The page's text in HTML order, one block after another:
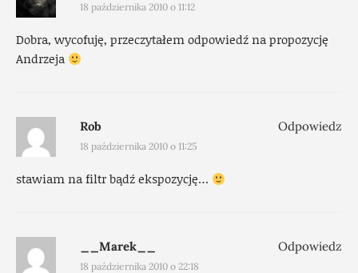
18 października 2010 o 11:12
Dobra, wycofuję, przeczytałem odpowiedź na propozycję
Andrzeja
Rob
18 października 2010 o 11:25
stawiam na filtr bądź ekspozycję…
Odpowiedz
__Marek__
18 października 2010 o 22:18
Odpowiedz